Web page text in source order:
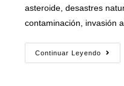
asteroide, desastres
contaminación, invasión
Continuar Leyendo